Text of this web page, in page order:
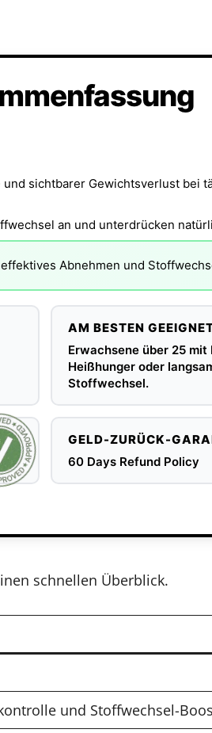
Abnehmen und
AM BESTEN
Erwachsene über 25
Heißhunger oder
Stoffwechsel.
GELD-ZURÜCK-
60 Days Refund Policy
schnellen Überblick.
und Stoffwechsel-